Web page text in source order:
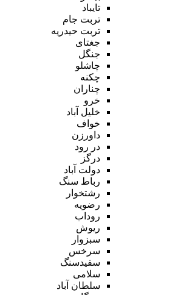
تایباد
تربت جام
تربت حیدریه
جغتای
جنگل
چاشلو
چکنه
چناران
خرو
خلیل آباد
خواف
داورزن
در رود
درگز
دولت آباد
رباط سنگ
رشتخوار
رضویه
روداب
ریوش
سبزوار
سرخس
سفیدسنگ
سلامی
سلطان آباد